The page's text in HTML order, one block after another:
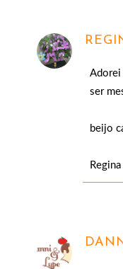
Adorei
ser
beijo